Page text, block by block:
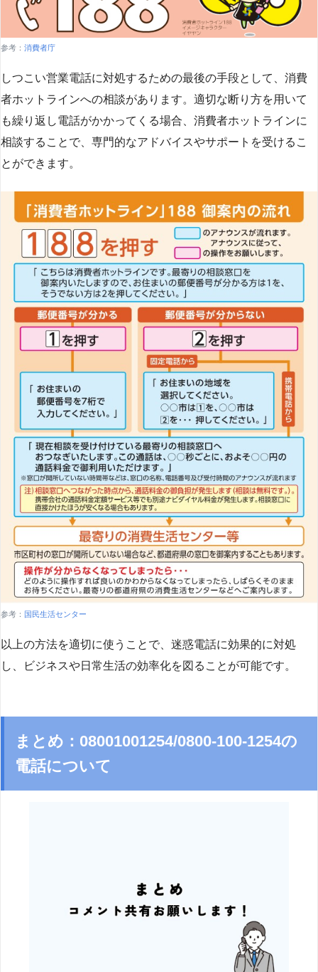
参考： 消費者庁
しつこい営業電話に対処するための最後の手段として、消費
者ホットラインへの相談があります。適切な断り方を用いて
も繰り返し電話がかかってくる場合、消費者ホットラインに
相談することで、専門的なアドバイスやサポートを受けるこ
とができます​​。
参考： 国民生活センター
以上の方法を適切に使うことで、迷惑電話に効果的に対処
し、ビジネスや日常生活の効率化を図ることが可能です。
まとめ：08001001254/0800-100-1254の
電話について